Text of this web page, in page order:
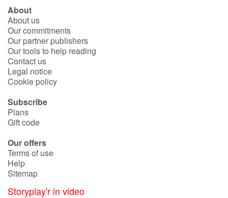
Love and friendship
Social issues
Emotions and feelings
Formats and illustrations
Catalogue anglais
Contraste +
Help
About
About us
Our commitments
Our partner publishers
Our tools to help reading
Contact us
Legal notice
Cookie policy
Subscribe
Plans
Gift code
Our offers
Terms of use
Help
Sitemap
Storyplay'r in video